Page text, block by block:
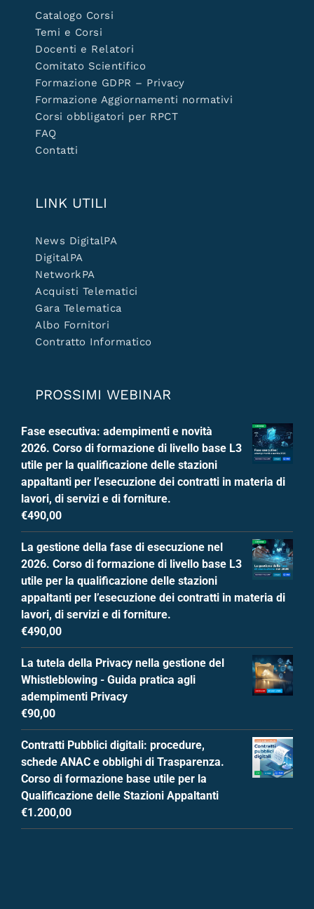
Catalogo Corsi
Temi e Corsi
Docenti e Relatori
Comitato Scientifico
Formazione GDPR – Privacy
Formazione Aggiornamenti normativi
Corsi obbligatori per RPCT
FAQ
Contatti
LINK UTILI
News DigitalPA
DigitalPA
NetworkPA
Acquisti Telematici
Gara Telematica
Albo Fornitori
Contratto Informatico
PROSSIMI WEBINAR
Fase esecutiva: adempimenti e novità
2026. Corso di formazione di livello base L3
utile per la qualificazione delle stazioni
appaltanti per l’esecuzione dei contratti in materia di
lavori, di servizi e di forniture.
€490,00
La gestione della fase di esecuzione nel
2026. Corso di formazione di livello base L3
utile per la qualificazione delle stazioni
appaltanti per l’esecuzione dei contratti in materia di
lavori, di servizi e di forniture.
€490,00
La tutela della Privacy nella gestione del
Whistleblowing - Guida pratica agli
adempimenti Privacy
€90,00
Contratti Pubblici digitali: procedure,
schede ANAC e obblighi di Trasparenza.
Corso di formazione base utile per la
Qualificazione delle Stazioni Appaltanti
€1.200,00